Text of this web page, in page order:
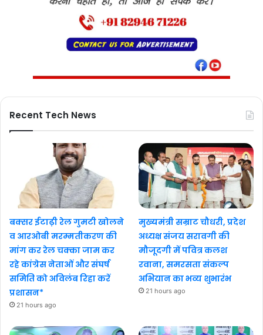
Recent Tech News
बक्सर ईटाढ़ी रेल गुमटी खोलने
व आरओबी मरम्मतीकरण की
मांग कर रेल चक्का जाम कर
रहे कांग्रेस नेताओं और संघर्ष
समिति को अविलंब रिहा करें
प्रशासन*
21 hours ago
मुख्यमंत्री सम्राट चौधरी, प्रदेश
अध्यक्ष संजय सरावगी की
मौजूदगी में पवित्र कलश
रवाना, समरसता संकल्प
अभियान का भव्य शुभारंभ
21 hours ago